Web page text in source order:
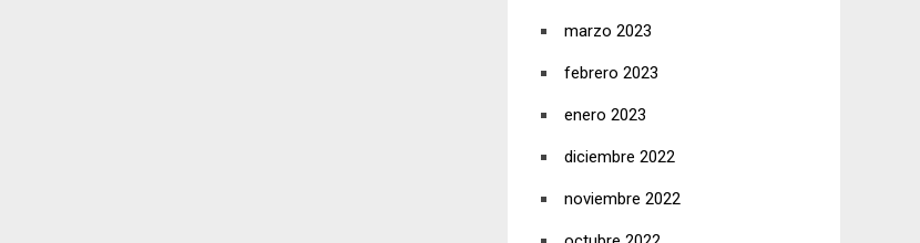
marzo 2023
febrero 2023
enero 2023
diciembre 2022
noviembre 2022